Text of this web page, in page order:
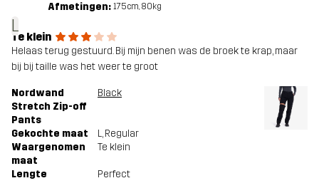
L
Afmetingen: 175cm, 80kg
Te klein
Helaas terug gestuurd. Bij mijn benen was de broek te krap, maar
bij bij taille was het weer te groot
Nordwand
Stretch Zip-off
Pants
Black
Gekochte maat L, Regular
Waargenomen
maat
Te klein
Lengte Perfect